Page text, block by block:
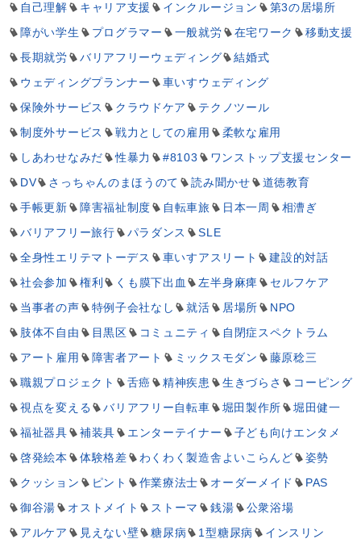
自己理解
キャリア支援 インクルージョン
第3の居場所
障がい学生
プログラマー 一般就労 在宅ワーク
移動支援
長期就労
バリアフリーウェディング
結婚式
ウェディングプランナー
車いすウェディング
保険外サービス
クラウドケア
テクノツール
制度外サービス
戦力としての雇用
柔軟な雇用
しあわせなみだ
性暴力 #8103
ワンストップ支援センター
DV
さっちゃんのまほうのて 読み聞かせ
道徳教育
手帳更新
障害福祉制度 自転車旅 日本一周
相漕ぎ
バリアフリー旅行
パラダンス
SLE
全身性エリテマトーデス
車いすアスリート
建設的対話
社会参加
権利 くも膜下出血 左半身麻痺
セルフケア
当事者の声
特例子会社なし 就活 居場所
NPO
肢体不自由
目黒区 コミュニティ
自閉症スペクトラム
アート雇用
障害者アート ミックスモダン
藤原稔三
職親プロジェクト
舌癌 精神疾患 生きづらさ
コーピング
視点を変える
バリアフリー自転車 堀田製作所
堀田健一
福祉器具
補装具 エンターテイナー
子ども向けエンタメ
啓発絵本
体験格差 わくわく製造舎よいこらんど
姿勢
クッション
ピント 作業療法士 オーダーメイド
PAS
御谷湯
オストメイト ストーマ 銭湯
公衆浴場
アルケア
見えない壁 糖尿病 1型糖尿病
インスリン